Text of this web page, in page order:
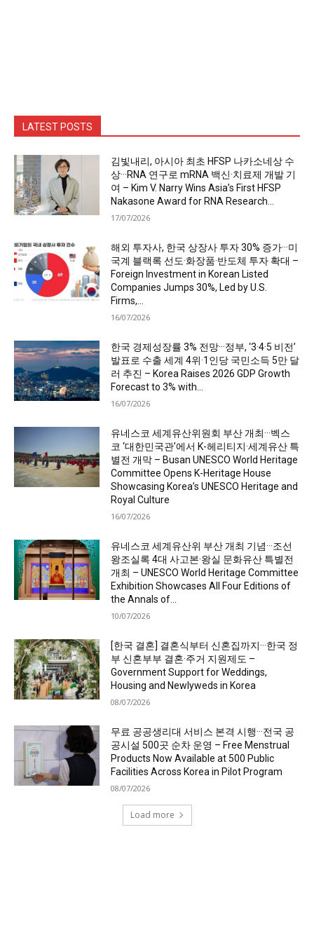
LATEST POSTS
김빛내리, 아시아 최초 HFSP 나카소네상 수
상···RNA 연구로 mRNA 백신·치료제 개발 기
여 – Kim V. Narry Wins Asia’s First HFSP
Nakasone Award for RNA Research...
17/07/2026
해외 투자사, 한국 상장사 투자 30% 증가···미
국계 블랙록 선도·화장품·반도체 투자 확대 –
Foreign Investment in Korean Listed
Companies Jumps 30%, Led by U.S.
Firms,...
16/07/2026
한국 경제성장률 3% 전망···정부, ‘3·4·5 비전’
발표로 수출 세계 4위·1인당 국민소득 5만 달
러 추진 – Korea Raises 2026 GDP Growth
Forecast to 3% with...
16/07/2026
유네스코 세계유산위원회 부산 개최···벡스
코 ‘대한민국관’에서 K-헤리티지·세계유산 특
별전 개막 – Busan UNESCO World Heritage
Committee Opens K-Heritage House
Showcasing Korea’s UNESCO Heritage and
Royal Culture
16/07/2026
유네스코 세계유산위 부산 개최 기념···조선
왕조실록 4대 사고본·왕실 문화유산 특별전
개최 – UNESCO World Heritage Committee
Exhibition Showcases All Four Editions of
the Annals of...
10/07/2026
[한국 결혼] 결혼식부터 신혼집까지···한국 정
부 신혼부부 결혼·주거 지원제도 –
Government Support for Weddings,
Housing and Newlyweds in Korea
08/07/2026
무료 공공생리대 서비스 본격 시행···전국 공
공시설 500곳 순차 운영 – Free Menstrual
Products Now Available at 500 Public
Facilities Across Korea in Pilot Program
08/07/2026
Load more